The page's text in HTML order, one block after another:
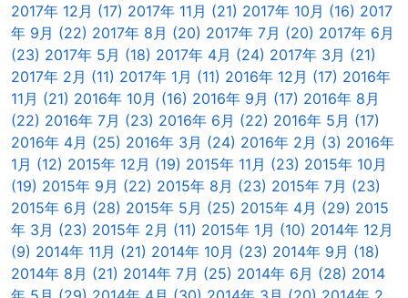
2017年 12月 (17) 2017年 11月 (21) 2017年 10月 (16) 2017
年 9月 (22) 2017年 8月 (20) 2017年 7月 (20) 2017年 6月
(23) 2017年 5月 (18) 2017年 4月 (24) 2017年 3月 (21)
2017年 2月 (11) 2017年 1月 (11) 2016年 12月 (17) 2016年
11月 (21) 2016年 10月 (16) 2016年 9月 (17) 2016年 8月
(22) 2016年 7月 (23) 2016年 6月 (22) 2016年 5月 (17)
2016年 4月 (25) 2016年 3月 (24) 2016年 2月 (3) 2016年
1月 (12) 2015年 12月 (19) 2015年 11月 (23) 2015年 10月
(19) 2015年 9月 (22) 2015年 8月 (23) 2015年 7月 (23)
2015年 6月 (28) 2015年 5月 (25) 2015年 4月 (29) 2015
年 3月 (23) 2015年 2月 (11) 2015年 1月 (10) 2014年 12月
(9) 2014年 11月 (21) 2014年 10月 (23) 2014年 9月 (18)
2014年 8月 (21) 2014年 7月 (25) 2014年 6月 (28) 2014